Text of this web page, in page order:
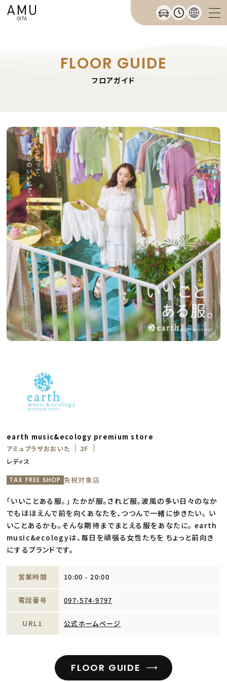
FLOOR GUIDE
フロアガイド
earth music&ecology premium store
アミュプラザおおいた
2F
レディス
TAX FREE SHOP 免税対象店
「いいことある服。」 たかが服。されど服。波風の多い日々のなか
でもほほえんで前を向くあなたを、つつんで一緒に歩きたい。 い
いことあるかも。そんな期待までまとえる服をあなたに。 earth
music&ecologyは、毎日を頑張る女性たちを ちょっと前向き
にするブランドです。
営業時間 10:00 - 20:00
電話番号 097-574-9797
URL1 公式ホームページ
FLOOR GUIDE